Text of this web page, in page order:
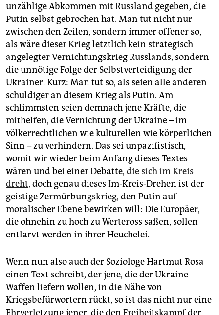
unzählige Abkommen mit Russland gegeben, die
Putin selbst gebrochen hat. Man tut nicht nur
zwischen den Zeilen, sondern immer offener so,
als wäre dieser Krieg letztlich kein strategisch
angelegter Vernichtungskrieg Russlands, sondern
die unnötige Folge der Selbstverteidigung der
Ukrainer. Kurz: Man tut so, als seien alle anderen
schuldiger an diesem Krieg als Putin. Am
schlimmsten seien demnach jene Kräfte, die
mithelfen, die Vernichtung der Ukraine – im
völkerrechtlichen wie kulturellen wie körperlichen
Sinn – zu verhindern. Das sei unpazifistisch,
womit wir wieder beim Anfang dieses Textes
wären und bei einer Debatte, die sich im Kreis
dreht, doch genau dieses Im-Kreis-Drehen ist der
geistige Zermürbungskrieg, den Putin auf
moralischer Ebene bewirken will: Die Europäer,
die ohnehin zu hoch zu Werteross saßen, sollen
entlarvt werden in ihrer Heuchelei.
Wenn nun also auch der Soziologe Hartmut Rosa
einen Text schreibt, der jene, die der Ukraine
Waffen liefern wollen, in die Nähe von
Kriegsbefürwortern rückt, so ist das nicht nur eine
Ehrverletzung jener, die den Freiheitskampf der